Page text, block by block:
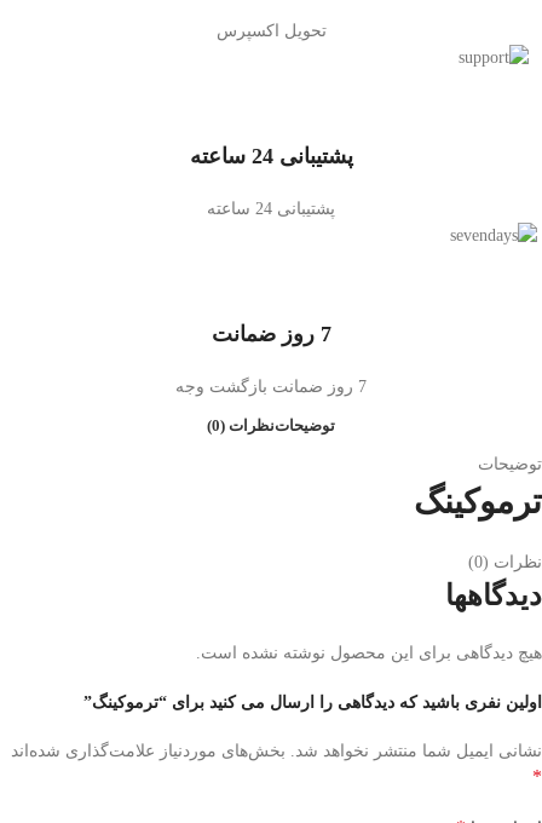
تحویل اکسپرس
پشتیبانی 24 ساعته
پشتیبانی 24 ساعته
7 روز ضمانت
7 روز ضمانت بازگشت وجه
توضیحاتنظرات (0)
توضیحات
ترموکینگ
نظرات (0)
دیدگاهها
هیچ دیدگاهی برای این محصول نوشته نشده است.
اولین نفری باشید که دیدگاهی را ارسال می کنید برای “ترموکینگ”
نشانی ایمیل شما منتشر نخواهد شد. بخش‌های موردنیاز علامت‌گذاری شده‌اند
*